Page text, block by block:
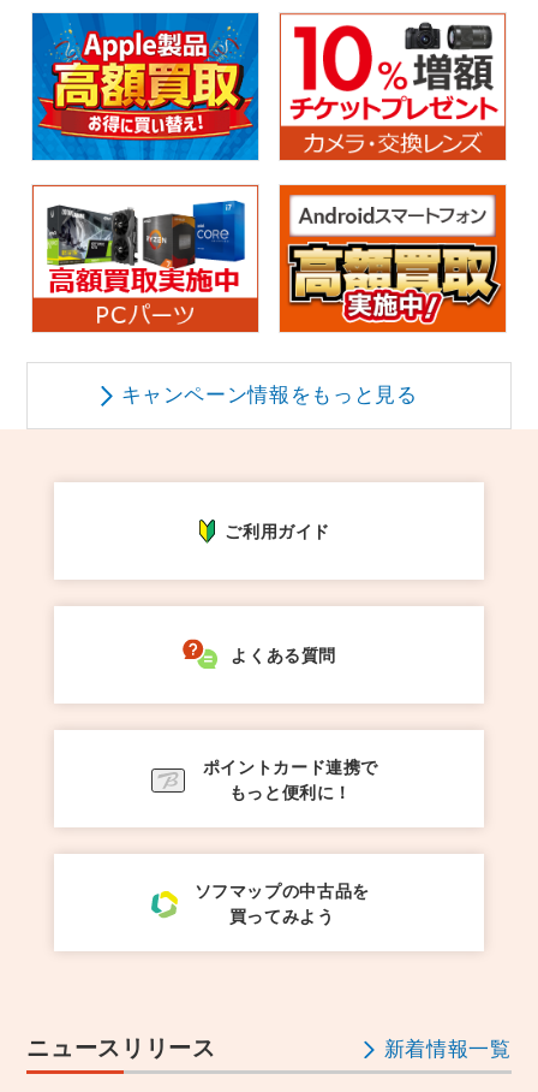
キャンペーン情報をもっと見る
ご利用ガイド
よくある質問
ポイントカード連携で
もっと便利に！
ソフマップの中古品を
買ってみよう
ニュースリリース 新着情報一覧